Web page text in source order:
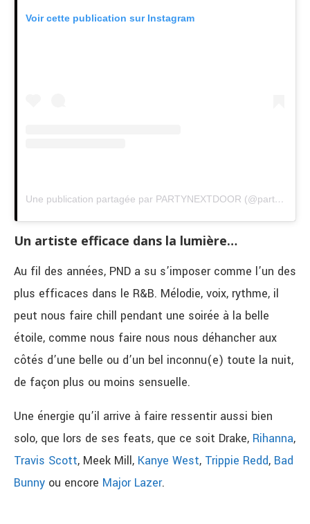
Voir cette publication sur Instagram
Une publication partagée par PARTYNEXTDOOR (@partynextdoor)
Un artiste efficace dans la lumière…
Au fil des années, PND a su s’imposer comme l’un des
plus efficaces dans le R&B. Mélodie, voix, rythme, il
peut nous faire chill pendant une soirée à la belle
étoile, comme nous faire nous nous déhancher aux
côtés d’une belle ou d’un bel inconnu(e) toute la nuit,
de façon plus ou moins sensuelle.
Une énergie qu’il arrive à faire ressentir aussi bien
solo, que lors de ses feats, que ce soit Drake, Rihanna,
Travis Scott, Meek Mill, Kanye West, Trippie Redd, Bad
Bunny ou encore Major Lazer.